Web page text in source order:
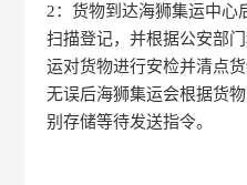
2：货物到达海狮集运中心
扫描登记，并根据公安部
运对货物进行安检并清点
无误后海狮集运会根据货
别存储等待发送指令。